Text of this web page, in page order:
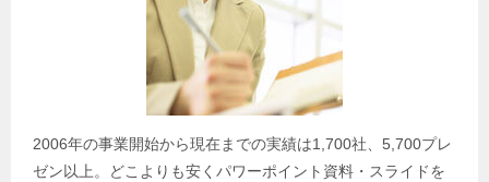
2006年の事業開始から現在までの実績は1,700社、5,700プレ
ゼン以上。どこよりも安くパワーポイント資料・スライドを